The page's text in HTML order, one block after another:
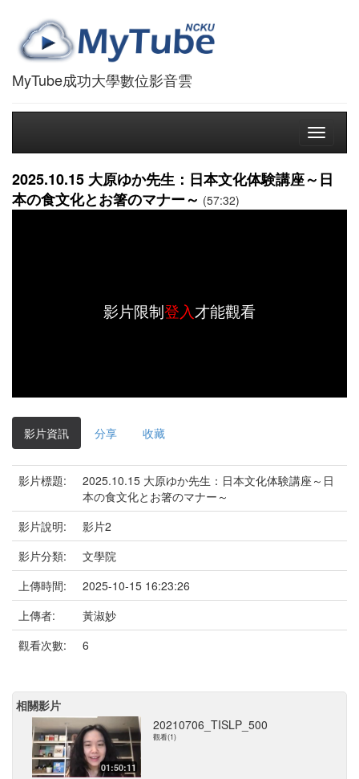
MyTube成功大學數位影音雲
Toggle
2025.10.15 大原ゆか先生：日本文化体験講座～日
本の食文化とお箸のマナー～ (57:32)
影片限制登入才能觀看
影片資訊 分享 收藏
影片標題:
2025.10.15 大原ゆか先生：日本文化体験講座～日
本の食文化とお箸のマナー～
影片說明:
影片2
影片分類:
文學院
上傳時間:
2025-10-15 16:23:26
上傳者:
黃淑妙
觀看次數:
6
相關影片
01:50:11
20210706_TISLP_500
觀看(1)